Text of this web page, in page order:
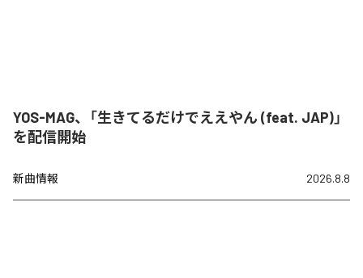
YOS-MAG、「生きてるだけでええやん (feat. JAP)」
を配信開始
新曲情報 2026.8.8